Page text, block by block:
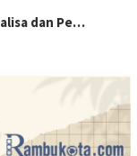
dan Pe…